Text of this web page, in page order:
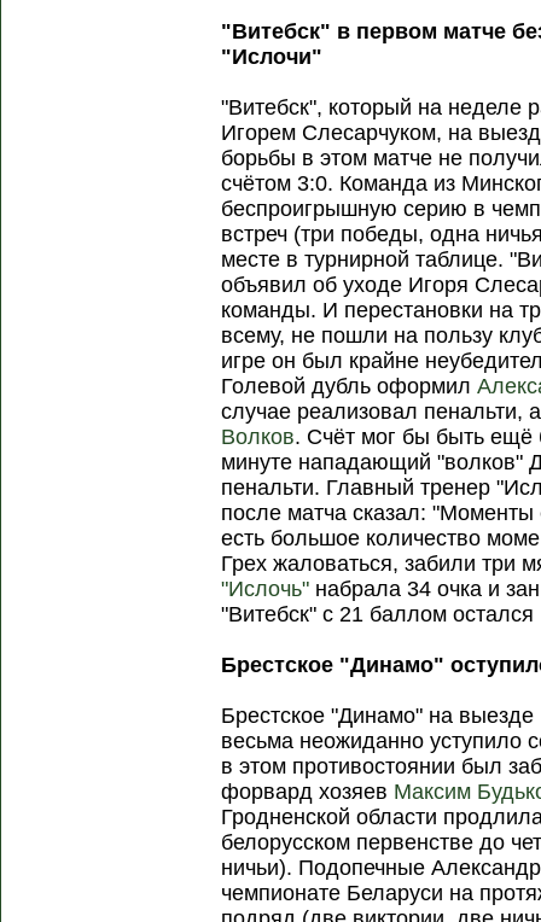
"Витебск" в первом матче
"Ислочи"
"Витебск", который на неделе
Игорем Слесарчуком, на
борьбы в этом матче не
счётом 3:0. Команда из
беспроигрышную серию в
встреч (три победы, одна
месте в турнирной таблице.
объявил об уходе Игоря
команды. И перестановки на
всему, не пошли на пользу
игре он был крайне
Голевой дубль оформил
случае реализовал
Волков. Счёт мог бы быть ещё
минуте нападающий "волков"
пенальти. Главный тренер
после матча сказал: "Моменты
есть большое количество
Грех жаловаться, забили три
"Ислочь" набрала 34 очка и
"Витебск" с 21 баллом
Брестское "Динамо"
Брестское "Динамо" на
весьма неожиданно уступило
в этом противостоянии был
форвард хозяев Максим
Гродненской области
белорусском первенстве до
ничьи). Подопечные
чемпионате Беларуси на